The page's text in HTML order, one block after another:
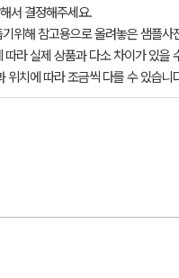
서 결정해주세요.
위해 참고용으로 올려놓은 샘플사
라 실제 상품과 다소 차이가 있을
위치에 따라 조금씩 다를 수 있습니